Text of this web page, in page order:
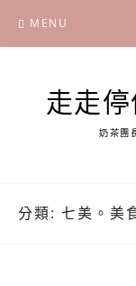
content
MENU
走走
奶茶團
分類: 七美。美